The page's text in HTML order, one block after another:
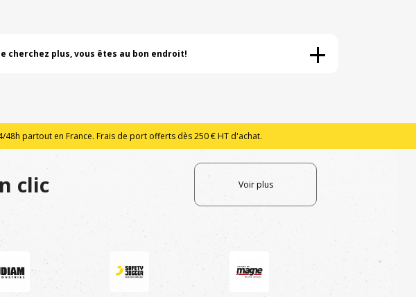
cherchez plus, vous êtes au bon endroit! +
48h partout en France. Frais de port offerts dès 250 € HT d'achat.
clic Voir plus